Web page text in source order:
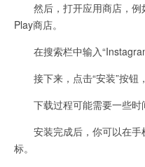
然后，打开应用商店，例
Play商店。
在搜索栏中输入
接下来，点击“安装”按钮
下载过程可能需要一些时
安装完成后，你可以在手
标。